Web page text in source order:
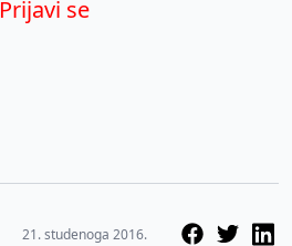
Prijavi se
21. studenoga 2016.